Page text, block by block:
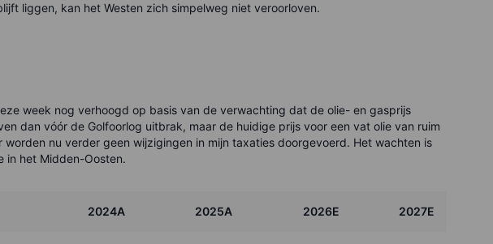
liggen, kan het Westen zich simpelweg niet veroorloven.
week nog verhoogd op basis van de verwachting dat de olie- en gasprijs
dan vóór de Golfoorlog uitbrak, maar de huidige prijs voor een vat olie van ruim
worden nu verder geen wijzigingen in mijn taxaties doorgevoerd. Het wachten is
in het Midden-Oosten.
2024A 2025A 2026E 2027E